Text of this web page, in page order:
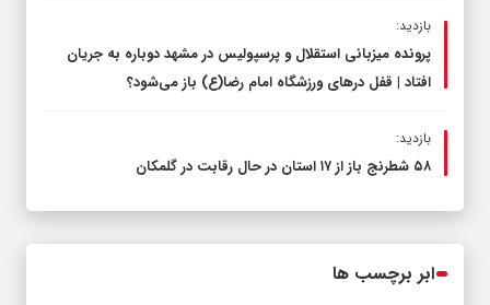
بازدید:
پرونده میزبانی استقلال و پرسپولیس در مشهد دوباره به جریان
افتاد | قفل در‌های ورزشگاه امام رضا(ع) باز می‌شود؟
بازدید:
۵۸ شطرنج‌ باز از ۱۷ استان در حال رقابت در گلمکان
ابر برچسب ها